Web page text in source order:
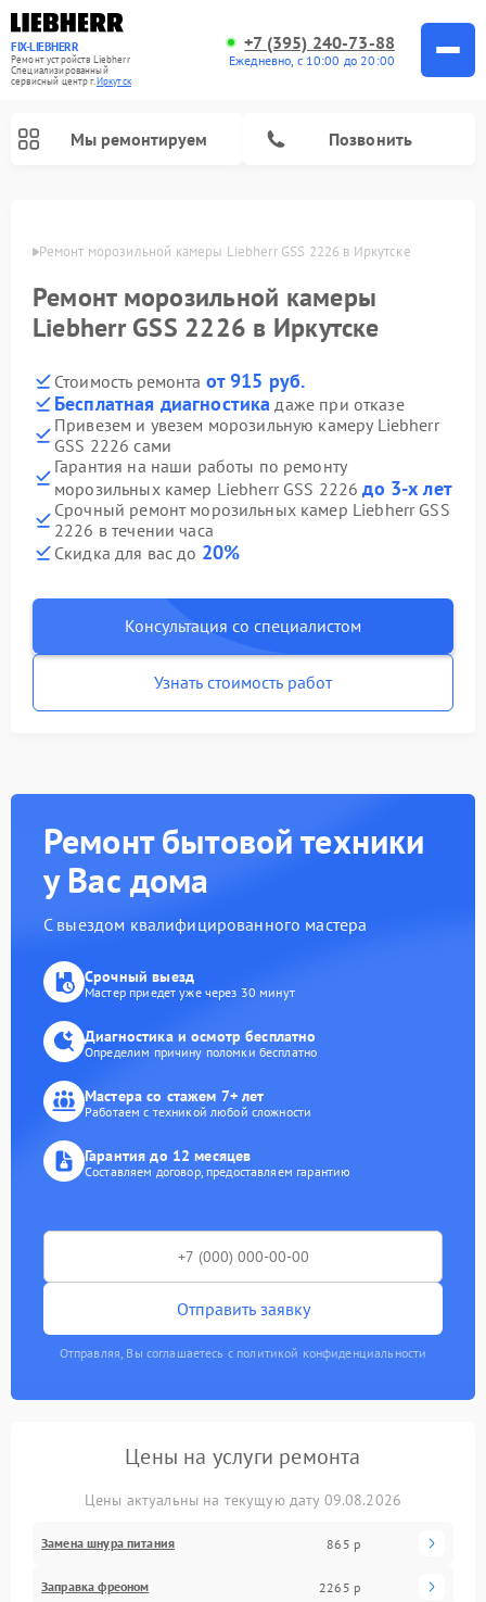
FIX-LIEBHERR
Ремонт устройств Liebherr
Специализированный
cервисный центр г.Иркутск
+7 (395) 240-73-88
Ежедневно, с 10:00 до 20:00
Мы ремонтируем Позвонить
Ремонт морозильной камеры Liebherr GSS 2226 в Иркутске
Ремонт морозильной камеры
Liebherr GSS 2226 в Иркутске
Стоимость ремонта от 915 руб.
Бесплатная диагностика даже при отказе
Привезем и увезем морозильную камеру Liebherr
GSS 2226 сами
Гарантия на наши работы по ремонту
морозильных камер Liebherr GSS 2226до 3-х лет
Срочный ремонт морозильных камер Liebherr GSS
2226 в течении часа
Скидка для вас до 20%
Консультация со специалистом
Узнать стоимость работ
Ремонт бытовой техники
у Вас дома
С выездом квалифицированного мастера
Срочный выезд
Мастер приедет уже через 30 минут
Диагностика и осмотр бесплатно
Определим причину поломки бесплатно
Мастера со стажем 7+ лет
Работаем с техникой любой сложности
Гарантия до 12 месяцев
Составляем договор, предоставляем гарантию
Отправить заявку
Отправляя, Вы соглашаетесь с политикой конфиденциальности
Цены на услуги ремонта
Цены актуальны на текущую дату 09.08.2026
Замена шнура питания 865 р
Заправка фреоном 2265 р